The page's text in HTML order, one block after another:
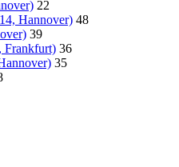
22
Hannover) 48
39
Frankfurt) 36
35